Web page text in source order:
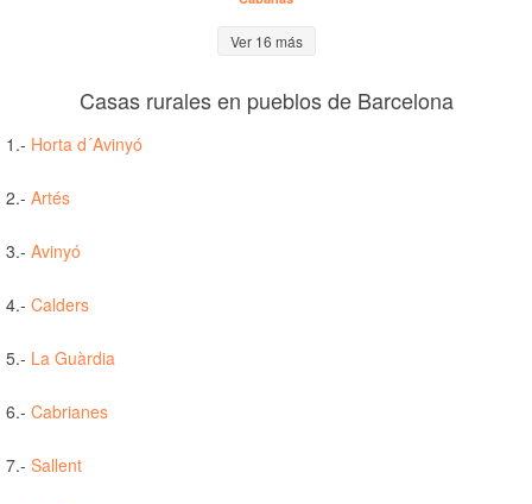
Ver 16 más
Casas rurales en pueblos de Barcelona
1.- Horta d´Avinyó
2.- Artés
3.- Avinyó
4.- Calders
5.- La Guàrdia
6.- Cabrianes
7.- Sallent